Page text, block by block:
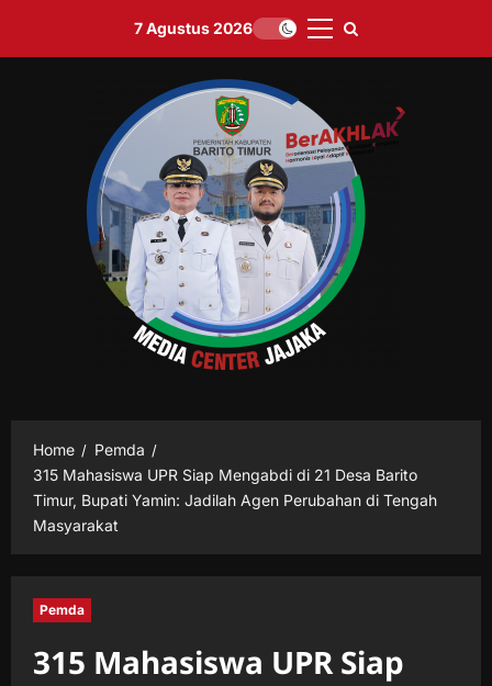
content
7 Agustus 2026
Primary
Home
Pemda
315 Mahasiswa UPR Siap Mengabdi di 21 Desa Barito
Timur, Bupati Yamin: Jadilah Agen Perubahan di Tengah
Masyarakat
Pemda
315 Mahasiswa UPR Siap